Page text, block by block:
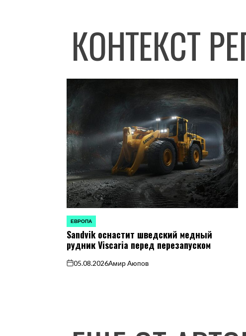
КОНТЕКСТ
ОПУБЛИКОВАНО
В
ЕВРОПА
Sandvik оснастит шведский медный
рудник Viscaria перед перезапуском
on
05.08.2026Амир Аюпов